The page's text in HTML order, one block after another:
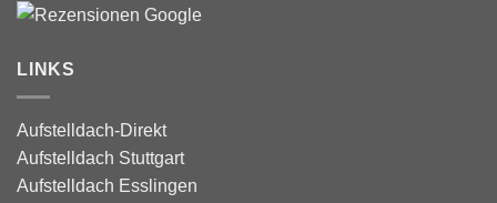
LINKS
Aufstelldach-Direkt
Aufstelldach Stuttgart
Aufstelldach Esslingen